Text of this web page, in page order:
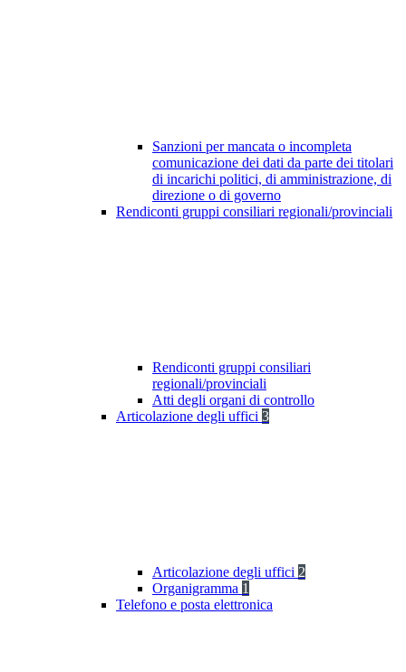
Sanzioni per mancata o incompleta
comunicazione dei dati da parte dei titolari
di incarichi politici, di amministrazione, di
direzione o di governo
Rendiconti gruppi consiliari regionali/provinciali
Rendiconti gruppi consiliari
regionali/provinciali
Atti degli organi di controllo
Articolazione degli uffici 3
Articolazione degli uffici 2
Organigramma 1
Telefono e posta elettronica